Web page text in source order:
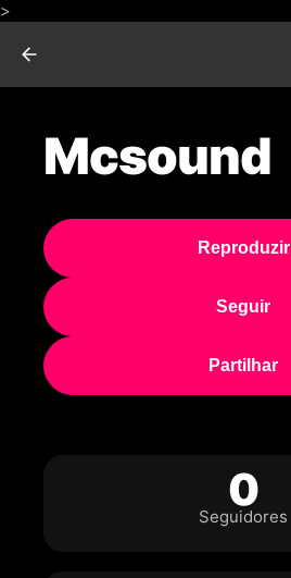
>
Mcsound
Reproduzir
Seguir
Partilhar
0
Seguidores